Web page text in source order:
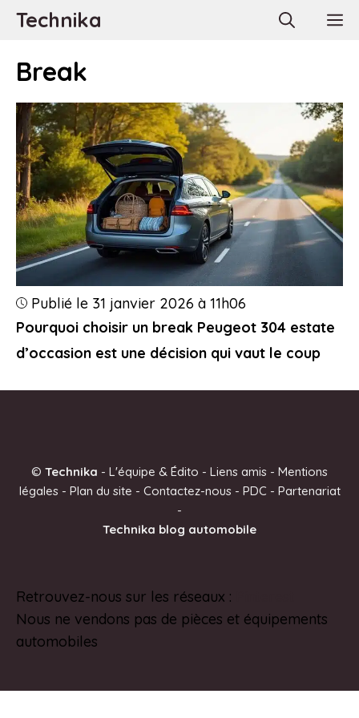
AllerTechnika
Break
Pourquoi choisir un break Peugeot 304 estate
d’occasion est une décision qui vaut le coup
Publié le 31 janvier 2026 à 11h06
© Technika - L'équipe & Édito - Liens amis - Mentions
légales- Plan du site - Contactez-nous- PDC - Partenariat
-
Technika blog automobile
Retrouvez-nous sur les réseaux :
Nous ne vendons pas de pièces et équipements
automobiles